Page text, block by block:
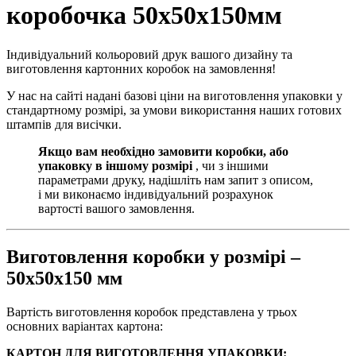
коробочка 50х50х150мм
Індивідуальний кольоровий друк вашого дизайну та
виготовлення картонних коробок на замовлення!
У нас на сайті надані базові ціни на виготовлення упаковки у
стандартному розмірі, за умови використання наших готових
штампів для висічки.
Якщо вам необхідно замовити коробки, або
упаковку в іншому розмірі , чи з іншими
параметрами друку, надішліть нам запит з описом,
і ми виконаємо індивідуальний розрахунок
вартості вашого замовлення.
Виготовлення коробки у розмірі –
50х50х150 мм
Вартість виготовлення коробок представлена у трьох
основних варіантах картона:
КАРТОН ДЛЯ ВИГОТОВЛЕННЯ УПАКОВКИ: